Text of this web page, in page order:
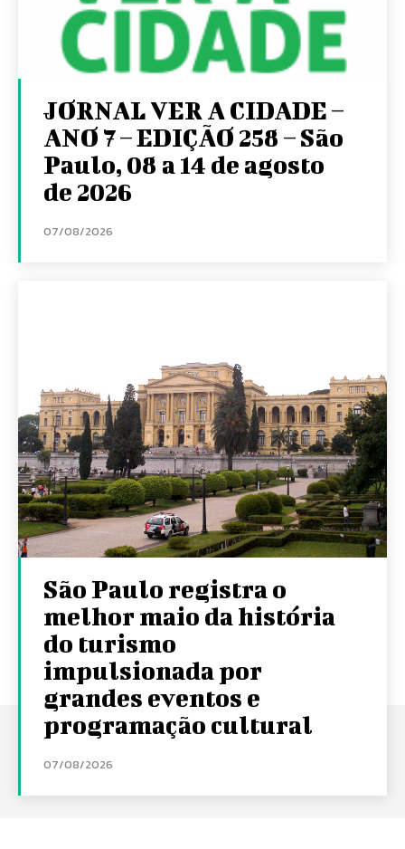
JORNAL VER A CIDADE –
ANO 7 – EDIÇÃO 258 – São
Paulo, 08 a 14 de agosto
de 2026
07/08/2026
São Paulo registra o
melhor maio da história
do turismo
impulsionada por
grandes eventos e
programação cultural
07/08/2026